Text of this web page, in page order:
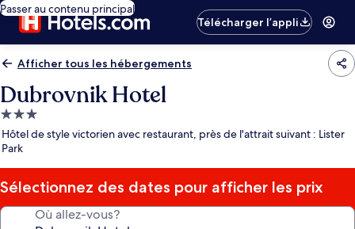
Passer au contenu principal
Télécharger l’appli
Afficher tous les hébergements
Dubrovnik Hotel
Hébergement
3.0 étoiles
Hôtel de style victorien avec restaurant, près de l'attrait suivant : Lister
Park
Sélectionnez des dates pour afficher les prix
Où allez-vous?